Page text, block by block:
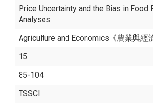
Price Uncertainty and the Bias in Food
Analyses
Agriculture and Economics《農業與經
15
85-104
TSSCI